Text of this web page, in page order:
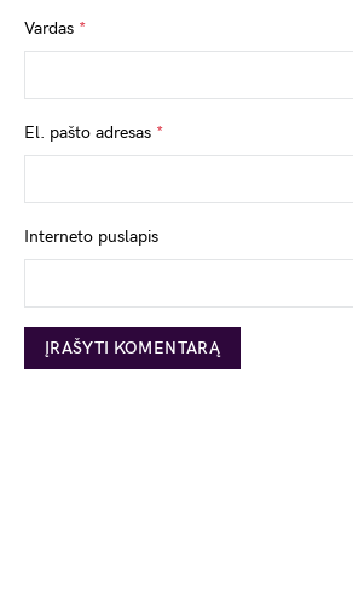
Vardas *
El. pašto adresas *
Interneto puslapis